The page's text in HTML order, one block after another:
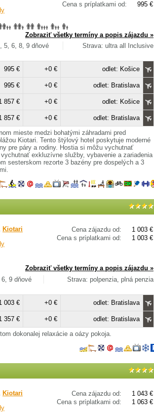
Cena s príplatkami od:
995 €
Zobraziť všetky termíny a popis zájazdu »
5, 6, 8, 9 dňové
Strava: ultra all Inclusive
995 € +0 € odlet: Košice
995 € +0 € odlet: Bratislava
857 € +0 € odlet: Košice
857 € +0 €
odlet: Bratislava
mieste medzi bohatými záhradami pred
Kiotari. Tento štýlový hotel poskytuje moderné
pre páry a rodiny. Hostia si môžu vychutnať
exkluzívne služby, vybavenie a zariadenia
sesterskom rezorte 3 bazény pre dospelých a 3
Cena zájazdu od:
1 003 €
Cena s príplatkami od:
1 003 €
Kiotari
Zobraziť všetky termíny a popis zájazdu »
9 dňové
Strava: polpenzia, plná penzia
003 € +0 € odlet: Bratislava
357 € +0 €
odlet: Bratislava
dokonalej relaxácie a oázy pokoja.
Cena zájazdu od:
1 043 €
Cena s príplatkami od:
1 063 €
Kiotari